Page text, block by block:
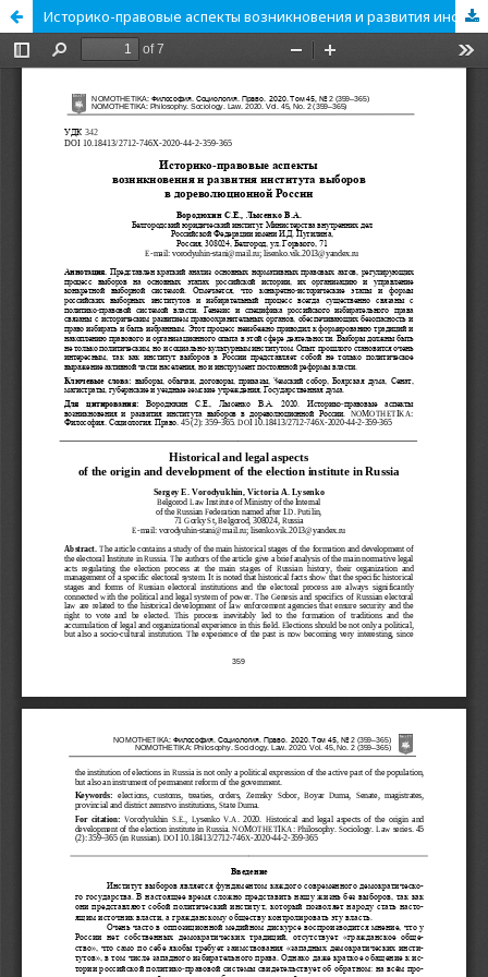
Историко-правовые аспекты возникновения и развития института выборов в дореволюционной России